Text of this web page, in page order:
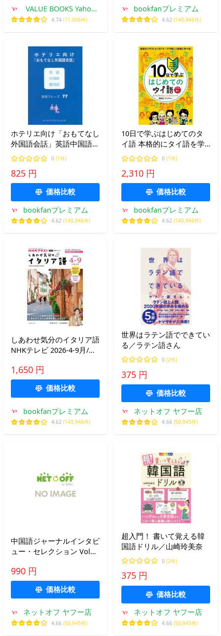
VALUE BOOKS Yahoo!
店
4.74 (11,006件)
bookfanプレミアム
4.62 (140,946件)
ホテリエ向け「おもてなし
外国語会話」英語中国語韓
国語実用フレーズ77/週刊
ホテルレストラン編集部
0 (1件)
825 円
価格比較
bookfanプレミアム
4.62 (140,946件)
10日で学ぶはじめてのタ
イ語 本格的にタイ語を学
び始める前に。/難波江テ
ィチャー
0 (1件)
2,310 円
価格比較
bookfanプレミアム
4.62 (140,946件)
しあわせ気分のイタリア語
NHKテレビ 2026-4-9月/張
会/NHK出版
1,650 円
価格比較
bookfanプレミアム
4.62 (140,946件)
世界はラテン語でできてい
る／ラテン語さん
0 (2件)
375 円
価格比較
ネットオフ ヤフー店
4.66 (50,945件)
中国語ジャーナルインタビ
ュー・セレクション Vol．
ウェディア
990 円
価格比較
ネットオフ ヤフー店
4.66 (50,945件)
超入門！ 書いて覚える韓
国語ドリル／山崎玲美奈
0 (2件)
375 円
価格比較
ネットオフ ヤフー店
4.66 (50,945件)